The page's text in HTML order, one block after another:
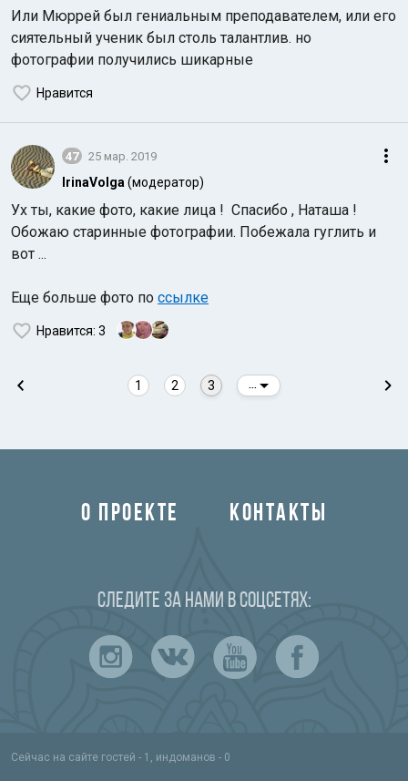
Или Мюррей был гениальным преподавателем, или его
сиятельный ученик был столь талантлив. но
фотографии получились шикарные
Нравится
47 25 мар. 2019
IrinaVolga (модератор)
Ух ты, какие фото, какие лица ! Спасибо , Наташа !
Обожаю старинные фотографии. Побежала гуглить и
вот ...
Еще больше фото по ссылке
Нравится: 3
1 2 3
О ПРОЕКТЕ КОНТАКТЫ
Следите за нами в соцсетях:
Сейчас на сайте гостей - 1, индоманов - 0